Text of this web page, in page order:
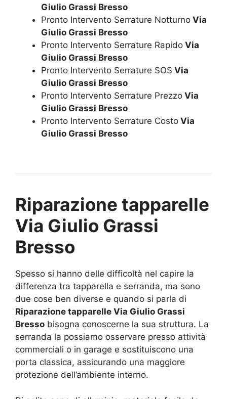
Giulio Grassi Bresso
Pronto Intervento Serrature Notturno Via
Giulio Grassi Bresso
Pronto Intervento Serrature Rapido Via
Giulio Grassi Bresso
Pronto Intervento Serrature SOS Via
Giulio Grassi Bresso
Pronto Intervento Serrature Prezzo Via
Giulio Grassi Bresso
Pronto Intervento Serrature Costo Via
Giulio Grassi Bresso
Riparazione tapparelle
Via Giulio Grassi
Bresso
Spesso si hanno delle difficoltà nel capire la
differenza tra tapparella e serranda, ma sono
due cose ben diverse e quando si parla di
Riparazione tapparelle Via Giulio Grassi
Bresso bisogna conoscerne la sua struttura. La
serranda la possiamo osservare presso attività
commerciali o in garage e sostituiscono una
porta classica, assicurando una maggiore
protezione dell’ambiente interno.